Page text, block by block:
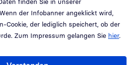
der Infobanner angeklickt wird,
Cookie, der lediglich speichert, ob der
Zum Impressum gelangen Sie hier.
öffnen